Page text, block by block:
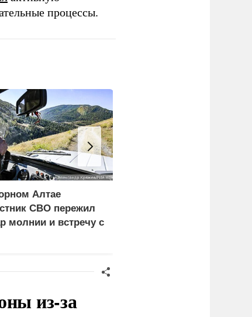
процессы.
Алтае
СВО пережил
молнии и встречу с
из-за